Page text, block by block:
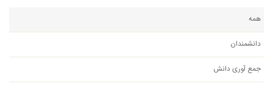
همه
دانشمندان
جمع آوری دانش